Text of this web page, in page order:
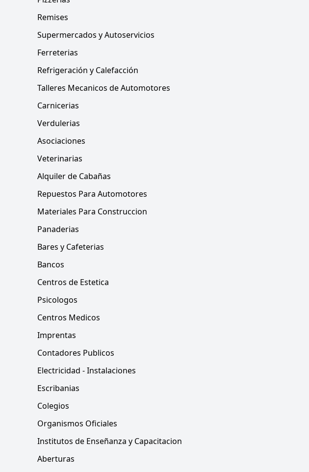
Remises
Supermercados y Autoservicios
Ferreterias
Refrigeración y Calefacción
Talleres Mecanicos de Automotores
Carnicerias
Verdulerias
Asociaciones
Veterinarias
Alquiler de Cabañas
Repuestos Para Automotores
Materiales Para Construccion
Panaderias
Bares y Cafeterias
Bancos
Centros de Estetica
Psicologos
Centros Medicos
Imprentas
Contadores Publicos
Electricidad - Instalaciones
Escribanias
Colegios
Organismos Oficiales
Institutos de Enseñanza y Capacitacion
Aberturas